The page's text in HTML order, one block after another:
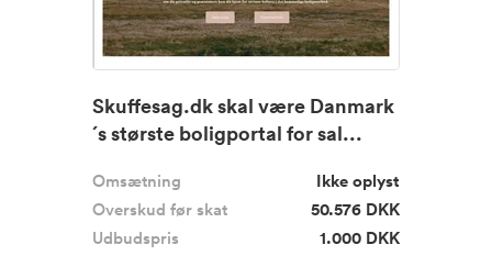
Skuffesag.dk skal være Danmark
´s største boligportal for sal...
Omsætning
Ikke oplyst
Overskud før skat
50.576 DKK
Udbudspris
1.000 DKK